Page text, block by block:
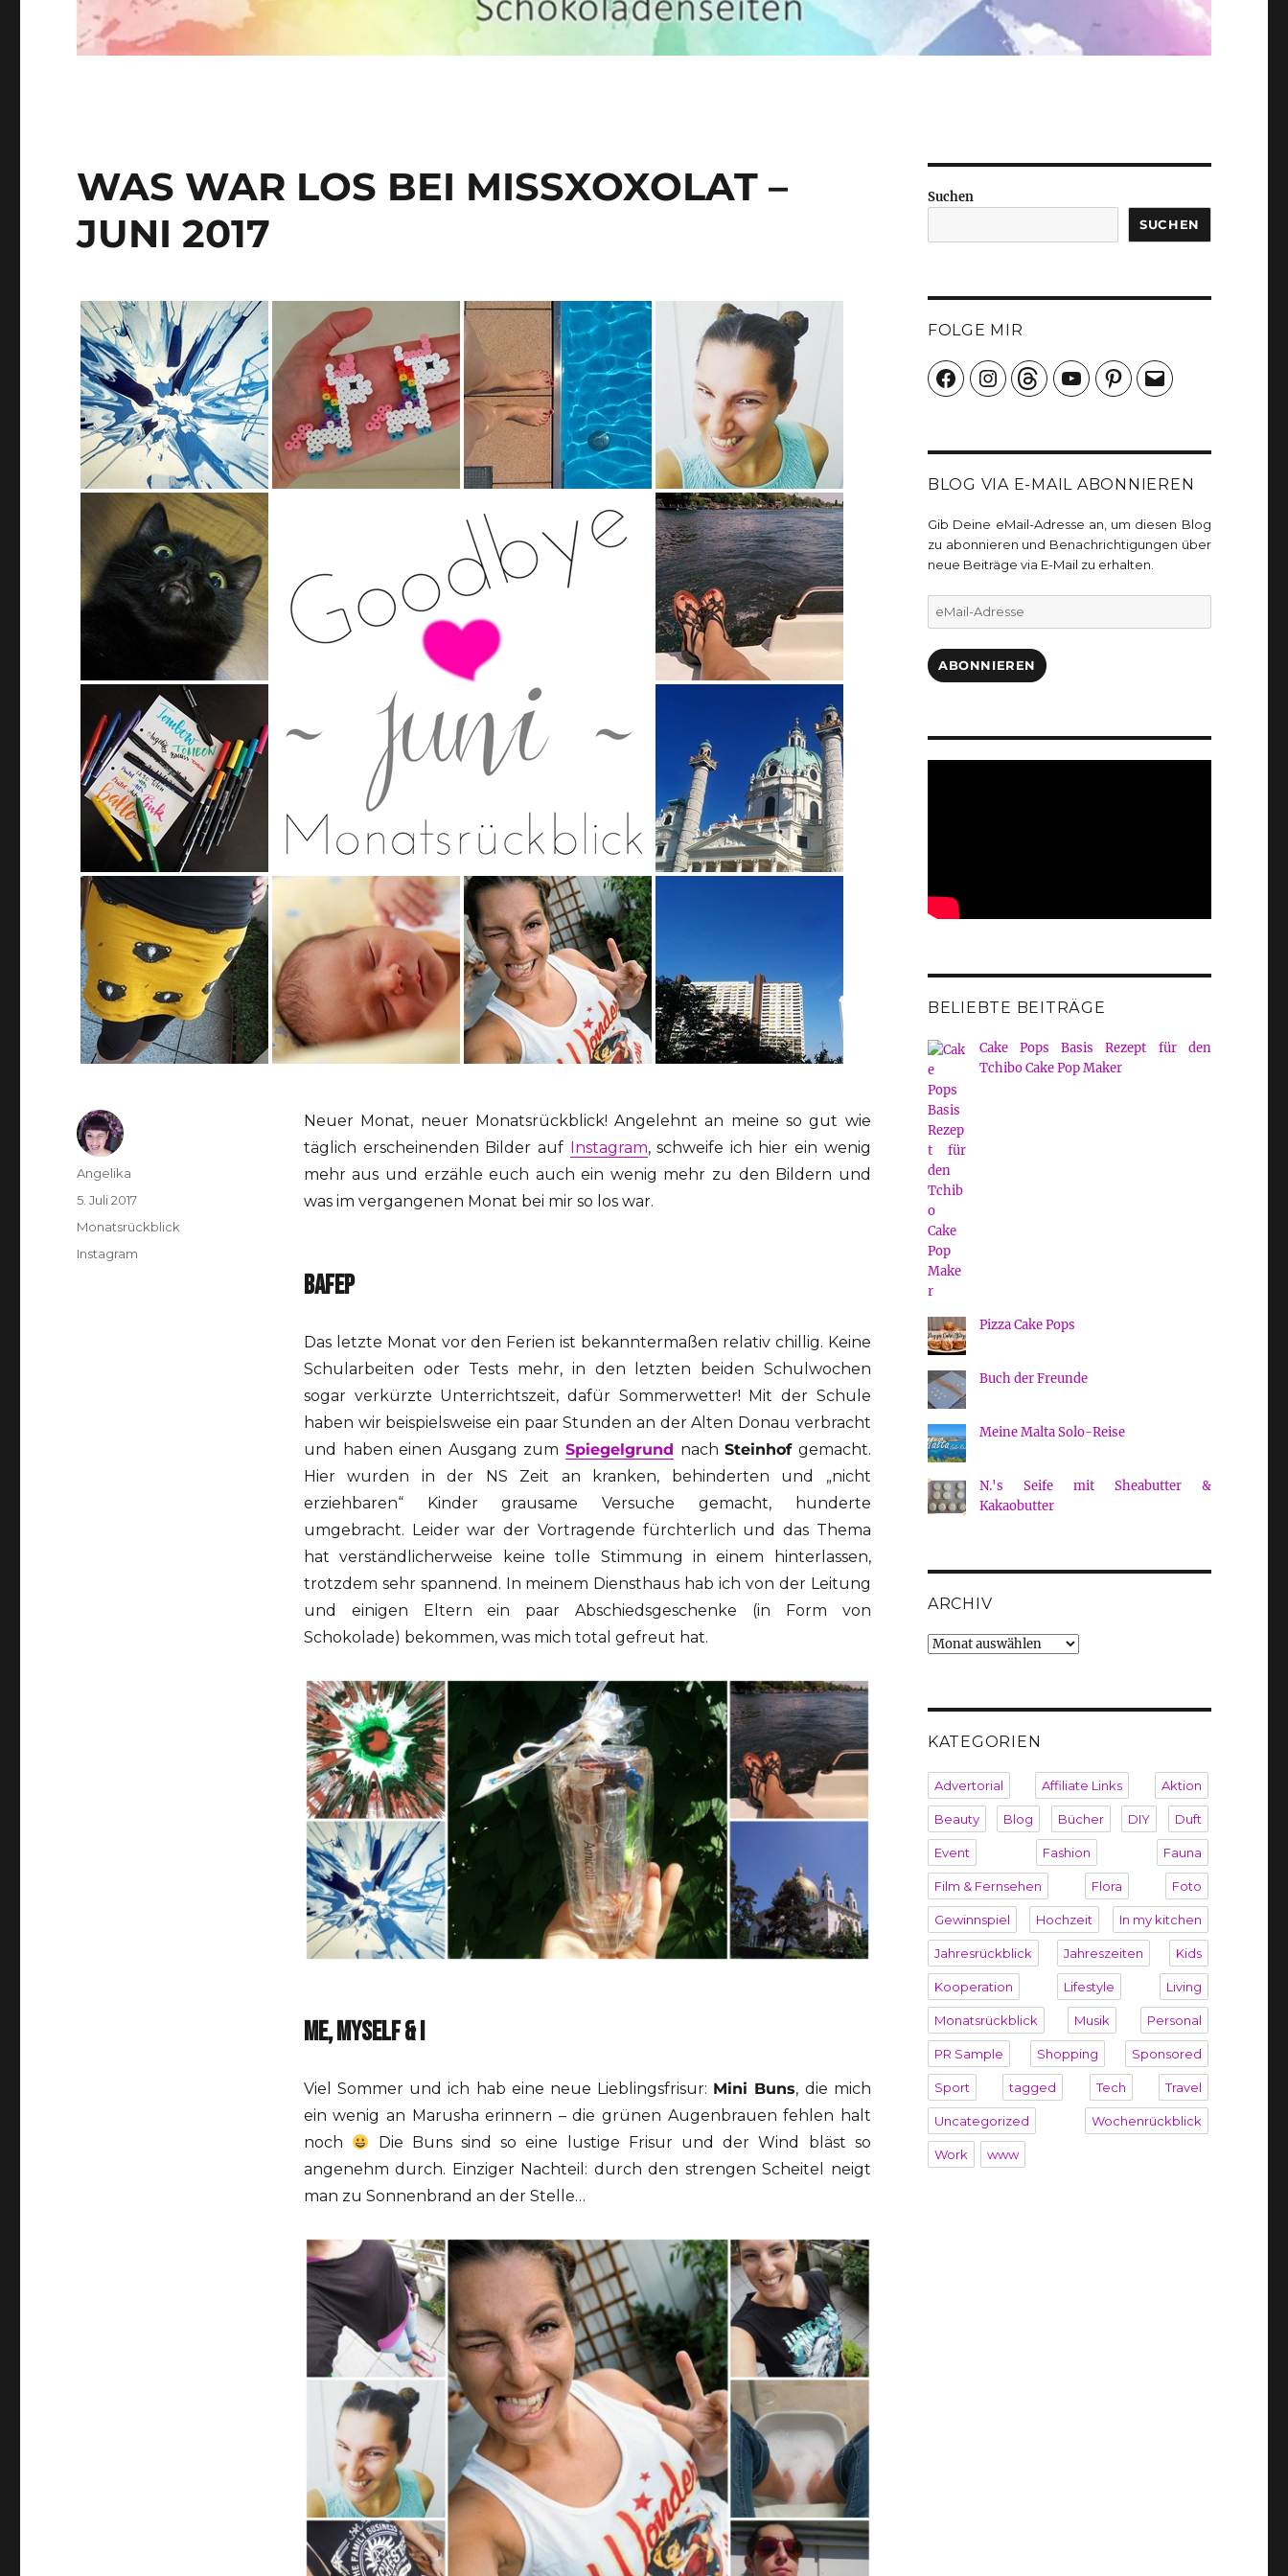
WAS WAR LOS BEI MISSXOXOLAT –
JUNI 2017
Neuer Monat, neuer Monatsrückblick! Angelehnt an meine so gut wie
täglich erscheinenden Bilder auf
Instagram, schweife ich hier ein wenig
mehr aus und erzähle euch auch ein wenig mehr zu den Bildern und
was im vergangenen Monat bei mir so los war.
BAFEP
Das letzte Monat vor den Ferien ist bekanntermaßen relativ chillig. Keine
Schularbeiten oder Tests mehr, in den letzten beiden Schulwochen
sogar verkürzte Unterrichtszeit, dafür Sommerwetter! Mit der Schule
haben wir beispielsweise ein paar Stunden an der Alten Donau verbracht
und haben einen Ausgang zum Spiegelgrund nachSteinhofgemacht.
Hier wurden in der NS Zeit an kranken, behinderten und „nicht
erziehbaren“ Kinder grausame Versuche gemacht, hunderte
umgebracht. Leider war der Vortragende fürchterlich und das Thema
hat verständlicherweise keine tolle Stimmung in einem hinterlassen,
trotzdem sehr spannend. In meinem Diensthaus hab ich von der Leitung
und einigen Eltern ein paar Abschiedsgeschenke (in Form von
Schokolade) bekommen, was mich total gefreut hat.
ME, MYSELF & I
Viel Sommer und ich hab eine neue Lieblingsfrisur: Mini Buns, die mich
ein wenig an Marusha erinnern – die grünen Augenbrauen fehlen halt
noch
Die Buns sind so eine lustige Frisur und der Wind bläst so
angenehm durch. Einziger Nachteil: durch den strengen Scheitel neigt
man zu Sonnenbrand an der Stelle…
Autor
Angelika
Veröffentlicht
5. Juli 2017
Kategorien
Monatsrückblick
Schlagwörter
Instagram
Suchen
SUCHEN
FOLGE MIR
FacebookInstagramThreadsYouTubePinterest
E-
Mail
BLOG VIA E-MAIL ABONNIEREN
Gib Deine eMail-Adresse an, um diesen Blog
zu abonnieren und Benachrichtigungen über
neue Beiträge via E-Mail zu erhalten.
eMail-
ABONNIEREN
BELIEBTE BEITRÄGE
Cake Pops Basis Rezept für den
Tchibo Cake Pop Maker
Pizza Cake Pops
Buch der Freunde
Meine Malta Solo-Reise
N.'s Seife mit Sheabutter &
Kakaobutter
ARCHIV
Archiv
KATEGORIEN
Advertorial Affiliate Links Aktion
Beauty Blog Bücher DIY Duft
Event Fashion Fauna
Film & Fernsehen Flora Foto
Gewinnspiel Hochzeit In my kitchen
Jahresrückblick Jahreszeiten Kids
Kooperation Lifestyle Living
Monatsrückblick Musik Personal
PR Sample Shopping Sponsored
Sport tagged Tech Travel
Uncategorized Wochenrückblick
Work www